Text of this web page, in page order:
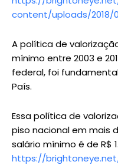
content/uploads/2018/
A política de
mínimo entre 2003 e
federal, foi
País.
Essa política de
piso nacional em mais
salário mínimo é de R$ 1.
https://